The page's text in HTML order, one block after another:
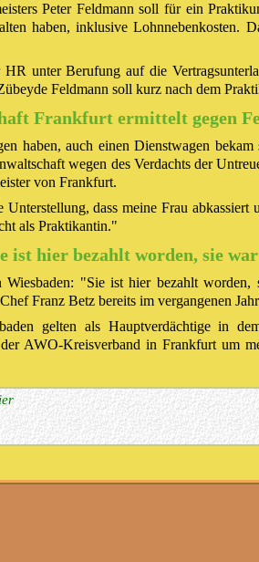
Peter Feldmann soll für ein
haben, inklusive
unter Berufung auf die
Feldmann soll kurz nach dem
Frankfurt ermittelt gegen
haben, auch einen Dienstwagen
wegen des Verdachts der
von Frankfurt.
dass meine Frau
als Praktikantin."
ist hier bezahlt worden, sie
"Sie ist hier bezahlt
Franz Betz bereits im vergangenen
gelten als Hauptverdächtige in
AWO-Kreisverband in Frankfurt um